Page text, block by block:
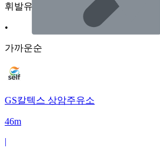
휘발유
•
가까운순
GS칼텍스 상암주유소
46m
|